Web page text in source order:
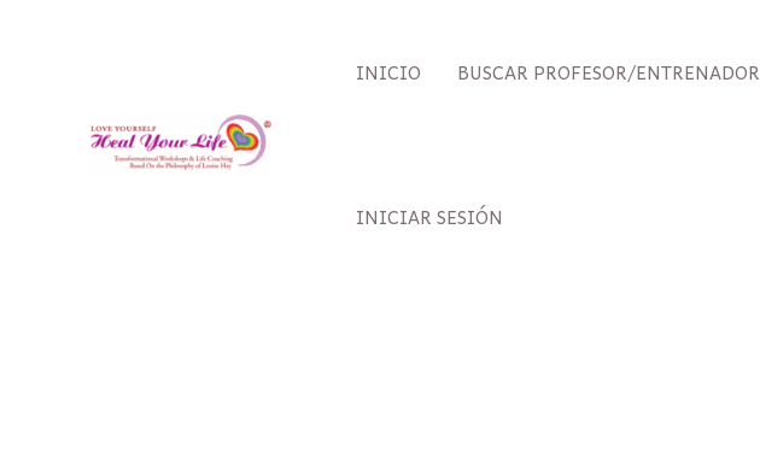
INICIO BUSCAR PROFESOR/ENTRENADOR
INICIAR SESIÓN